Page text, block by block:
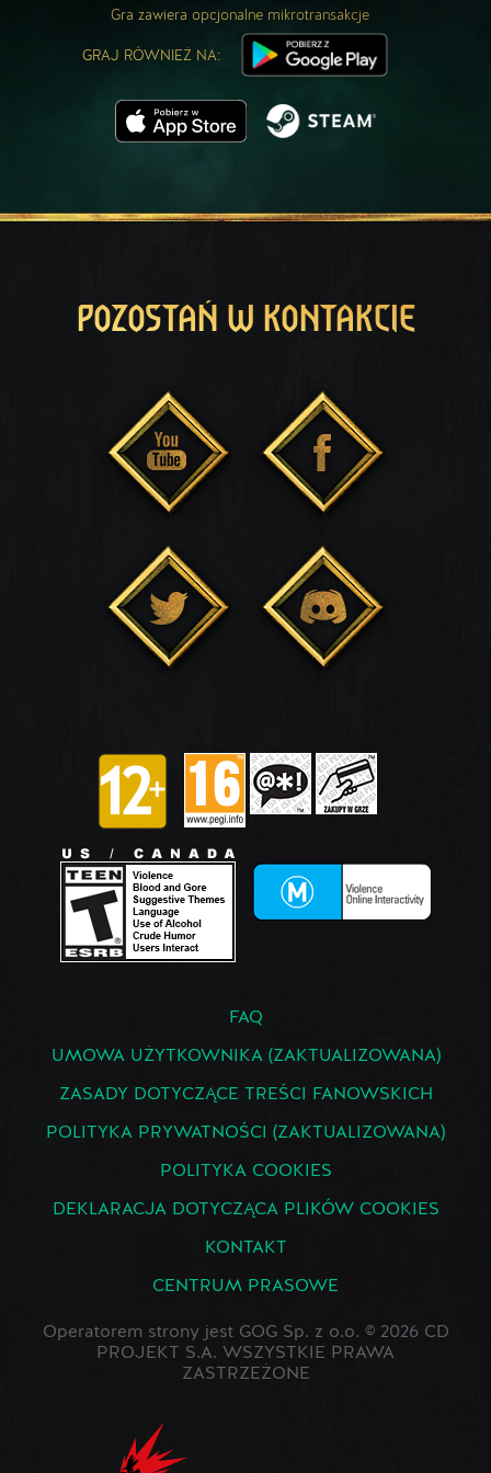
Gra zawiera opcjonalne mikrotransakcje
GRAJ RÓWNIEŻ NA:
POZOSTAŃ W KONTAKCIE
FAQ
UMOWA UŻYTKOWNIKA (ZAKTUALIZOWANA)
ZASADY DOTYCZĄCE TREŚCI FANOWSKICH
POLITYKA PRYWATNOŚCI (ZAKTUALIZOWANA)
POLITYKA COOKIES
DEKLARACJA DOTYCZĄCA PLIKÓW COOKIES
KONTAKT
CENTRUM PRASOWE
Operatorem strony jest GOG Sp. z o.o. © 2026 CD
PROJEKT S.A. WSZYSTKIE PRAWA
ZASTRZEŻONE